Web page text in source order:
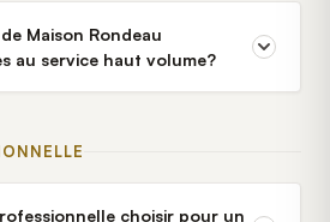
Maison Rondeau
au service haut volume?
choisir pour un